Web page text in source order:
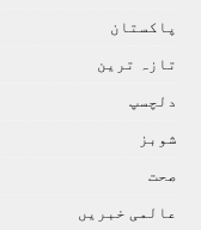
پاکستان
تازہ ترين
دلچسپ
شوبز
صحت
عالمی خبريں